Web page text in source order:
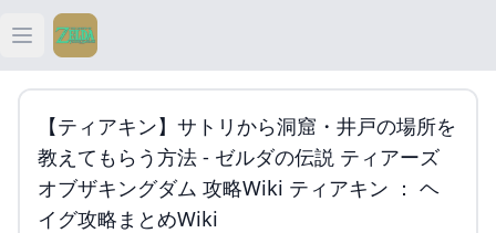
Open main menu
ティアキン
ティアキン 祠
ティアキン 武器
【ティアキン】サトリから洞窟・井戸の場所を
教えてもらう方法 - ゼルダの伝説 ティアーズ
オブザキングダム 攻略Wiki ティアキン ： ヘ
イグ攻略まとめWiki